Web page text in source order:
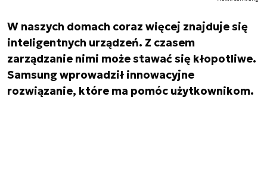
W naszych domach coraz więcej znajduje się
inteligentnych urządzeń. Z czasem
zarządzanie nimi może stawać się kłopotliwe.
Samsung wprowadził innowacyjne
rozwiązanie, które ma pomóc użytkownikom.